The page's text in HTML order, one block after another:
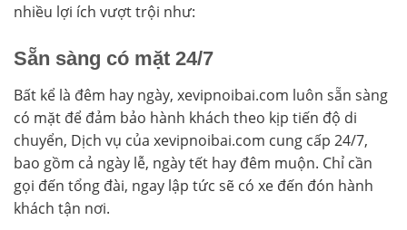
nhiều lợi ích vượt trội như:
Sẵn sàng có mặt 24/7
Bất kể là đêm hay ngày, xevipnoibai.com luôn sẵn sàng
có mặt để đảm bảo hành khách theo kịp tiến độ di
chuyển, Dịch vụ của xevipnoibai.com cung cấp 24/7,
bao gồm cả ngày lễ, ngày tết hay đêm muộn. Chỉ cần
gọi đến tổng đài, ngay lập tức sẽ có xe đến đón hành
khách tận nơi.